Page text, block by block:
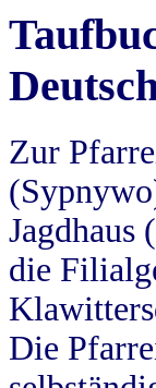
Zur
Jagdhaus
die
Die